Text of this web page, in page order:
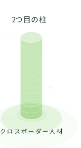
2つ目の柱
クロスボーダー人材